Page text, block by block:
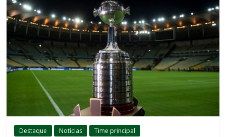
Destaque Notícias Time principal